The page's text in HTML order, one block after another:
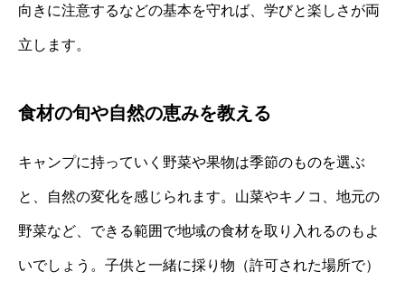
向きに注意するなどの基本を守れば、学びと楽しさが両
立します。
食材の旬や自然の恵みを教える
キャンプに持っていく野菜や果物は季節のものを選ぶ
と、自然の変化を感じられます。山菜やキノコ、地元の
野菜など、できる範囲で地域の食材を取り入れるのもよ
いでしょう。子供と一緒に採り物（許可された場所で）